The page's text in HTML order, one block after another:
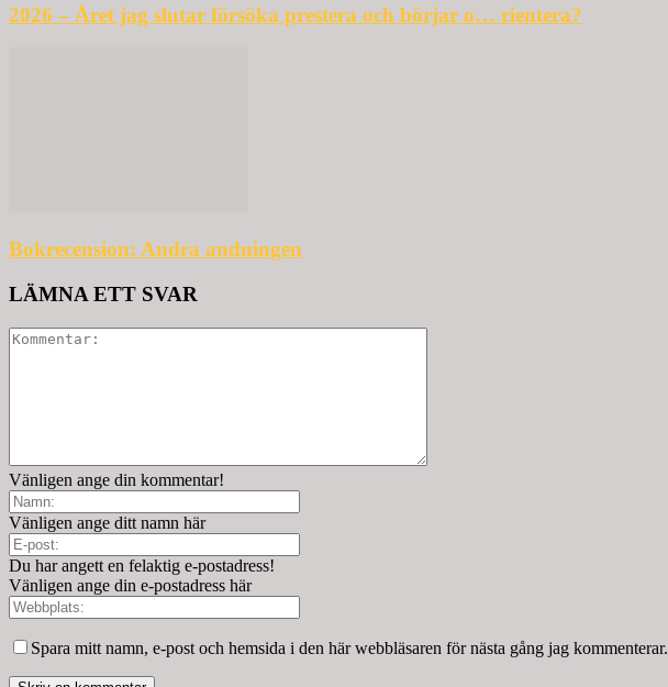
2026 – Året jag slutar försöka prestera och börjar o… rientera?
Bokrecension: Andra andningen
LÄMNA ETT SVAR
Vänligen ange din kommentar!
Vänligen ange ditt namn här
Du har angett en felaktig e-postadress!
Vänligen ange din e-postadress här
Spara mitt namn, e-post och hemsida i den här webbläsaren för nästa gång jag kommenterar.